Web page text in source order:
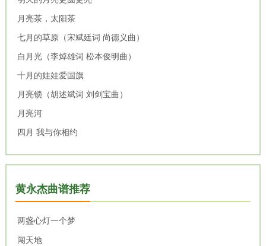
月亮茶，太阳茶
七月的草原（宋斌廷词 尚德义曲）
白月光（李焯雄词 松本俊明曲）
十月的娃娃爱国旗
月亮锁（胡述斌词 刘剑宝曲）
月亮河
四月 我与你相约
黄永杰曲谱推荐
两盏心灯一个梦
闯天地